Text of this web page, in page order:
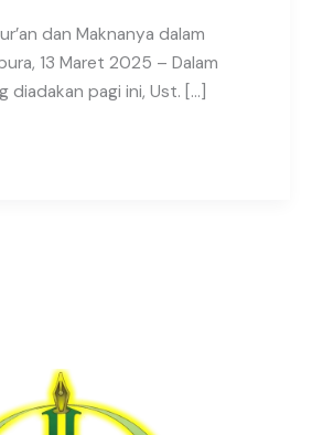
dan Maknanya dalam
13 Maret 2025 – Dalam
diadakan pagi ini, Ust. […]